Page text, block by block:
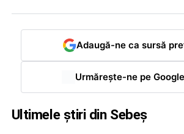
Adaugă-ne ca sursă
Urmărește-ne pe
Ultimele știri din Sebeș